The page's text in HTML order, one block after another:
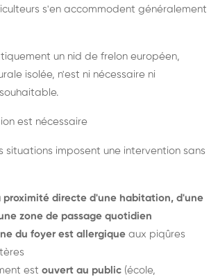
s'en accommodent généralement
un nid de frelon européen,
isolée, n'est ni nécessaire ni
est nécessaire
situations imposent une intervention sans
proximité directe d'une habitation, d'une
zone de passage quotidien
du foyer est allergique aux piqûres
est ouvert au public (école,